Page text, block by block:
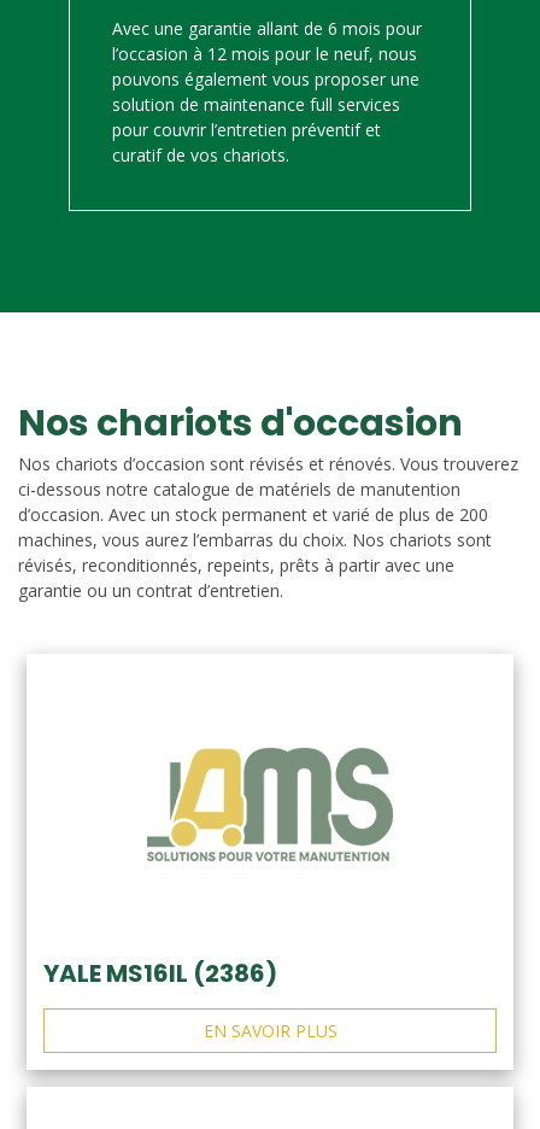
Avec une garantie allant de 6 mois pour
l’occasion à 12 mois pour le neuf, nous
pouvons également vous proposer une
solution de maintenance full services
pour couvrir l’entretien préventif et
curatif de vos chariots.
Nos chariots d'occasion
Nos chariots d’occasion sont révisés et rénovés. Vous trouverez
ci-dessous notre catalogue de matériels de manutention
d’occasion. Avec un stock permanent et varié de plus de 200
machines, vous aurez l’embarras du choix. Nos chariots sont
révisés, reconditionnés, repeints, prêts à partir avec une
garantie ou un contrat d’entretien.
YALE MS16IL (2386)
EN SAVOIR PLUS